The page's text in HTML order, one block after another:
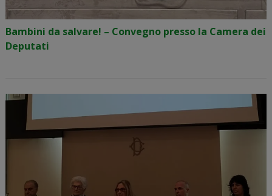
Bambini da salvare! – Convegno presso la Camera dei
Deputati